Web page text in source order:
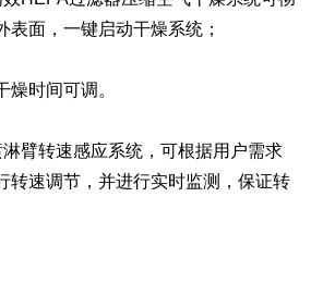
表面，一键启动干燥系统；
时间可调。
转速感应系统，可根据用户需求
转速调节，并进行实时监测，保证转